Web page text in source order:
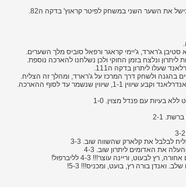
ג'רארד, ג'יימי קראגר ורפאל סוביס מלך השערים.
ונלצח בזמן החוקי ולכן נשלחנו להארכה נוספת.
בהגנה ולשחק דרך המרכז על ג'רארד, ומהלך זה הצליח.
בעיות עם פנדל מצוין. 1-0
לבלבל את קלארק שהשווה שוב. 3-3
את האדומים ליתרון שוב. 4-3
וריינה עוצר!!! 4-3 לליברפול!
ואנדן בורה רץ, בועט, ומכניס!!! 5-3!